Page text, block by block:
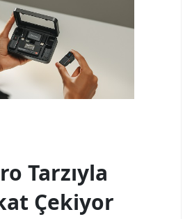
Tarzıyla
Çekiyor